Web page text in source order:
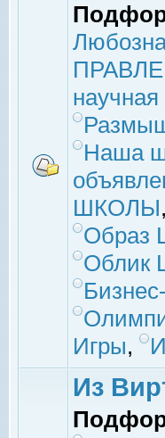
Наша
ШКОЛЫ,
Образ
Облик
Игры,
Из